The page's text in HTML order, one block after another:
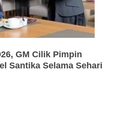
GM Cilik Pimpin
Santika Selama Sehari